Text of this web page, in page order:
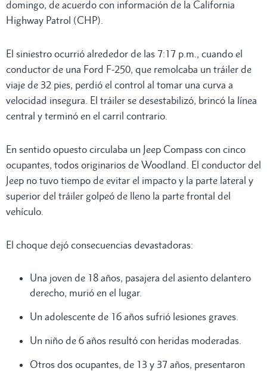
domingo, de acuerdo con información de la California
Highway Patrol (CHP).
El siniestro ocurrió alrededor de las 7:17 p.m., cuando el
conductor de una Ford F-250, que remolcaba un tráiler de
viaje de 32 pies, perdió el control al tomar una curva a
velocidad insegura. El tráiler se desestabilizó, brincó la línea
central y terminó en el carril contrario.
En sentido opuesto circulaba un Jeep Compass con cinco
ocupantes, todos originarios de Woodland. El conductor del
Jeep no tuvo tiempo de evitar el impacto y la parte lateral y
superior del tráiler golpeó de lleno la parte frontal del
vehículo.
El choque dejó consecuencias devastadoras:
Una joven de 18 años, pasajera del asiento delantero
derecho, murió en el lugar.
Un adolescente de 16 años sufrió lesiones graves.
Un niño de 6 años resultó con heridas moderadas.
Otros dos ocupantes, de 13 y 37 años, presentaron